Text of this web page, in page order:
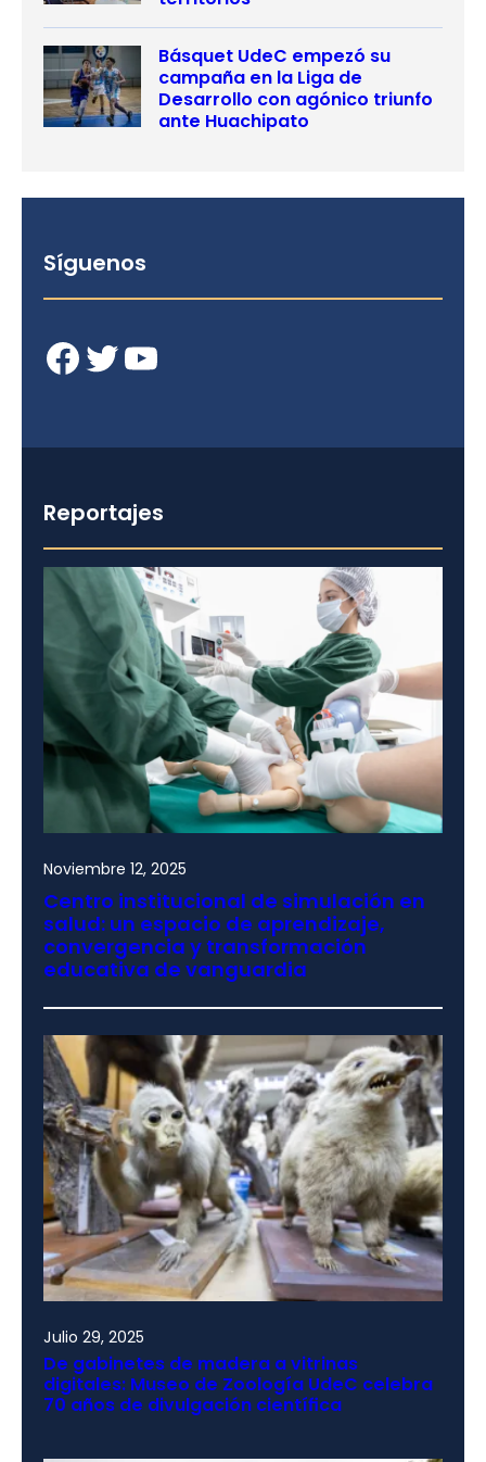
Básquet UdeC empezó su
campaña en la Liga de
Desarrollo con agónico triunfo
ante Huachipato
Síguenos
Facebook Twitter YouTube
Reportajes
Noviembre 12, 2025
Centro institucional de simulación en
salud: un espacio de aprendizaje,
convergencia y transformación
educativa de vanguardia
Julio 29, 2025
De gabinetes de madera a vitrinas
digitales: Museo de Zoología UdeC celebra
70 años de divulgación científica